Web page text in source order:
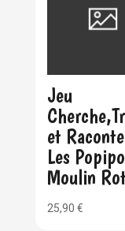
Jeu
et
Les
Moulin
25,90 €